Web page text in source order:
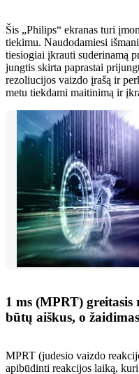
Šis „Philips“ ekranas turi
tiekimu. Naudodamiesi
tiesiogiai įkrauti suderinamą
jungtis skirta paprastai
rezoliucijos vaizdo įrašą ir
metu tiekdami maitinimą ir
1 ms (MPRT)
būtų aiškus, o
MPRT (judesio vaizdo
apibūdinti reakcijos laiką,